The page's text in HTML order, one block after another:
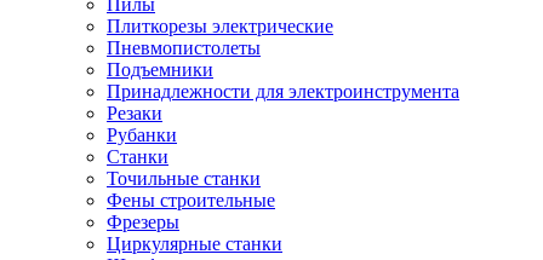
Пилы
Плиткорезы электрические
Пневмопистолеты
Подъемники
Принадлежности для электроинструмента
Резаки
Рубанки
Станки
Точильные станки
Фены строительные
Фрезеры
Циркулярные станки